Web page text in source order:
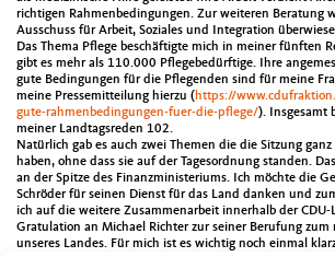
richtigen Rahmenbedingungen. Zur weiteren Beratung
Ausschuss für Arbeit, Soziales und Integration
Das Thema Pflege beschäftigte mich in meiner fünften
gibt es mehr als 110.000 Pflegebedürftige. Ihre
gute Bedingungen für die Pflegenden sind für meine
meine Pressemitteilung hierzu ( https://
gute-rahmenbedingungen-fuer-die-pflege/). Insgesamt
meiner Landtagsreden 102.
Natürlich gab es auch zwei Themen die die Sitzung
haben, ohne dass sie auf der Tagesordnung standen.
an der Spitze des Finanzministeriums. Ich möchte die
Schröder für seinen Dienst für das Land danken und
ich auf die weitere Zusammenarbeit innerhalb der
Gratulation an Michael Richter zur seiner Berufung zum
unseres Landes. Für mich ist es wichtig noch einmal